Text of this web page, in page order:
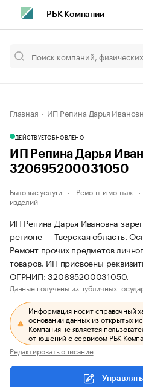
РБК Компании
Главная ИП Репина Дарья
ДЕЙСТВУЕТОБНОВЛЕНО
ИП Репина Дарья
320695200031050
Бытовые услуги Ремонт и монтаж
изделий
ИП Репина Дарья Ивановна
регионе — Тверская область.
Ремонт прочих предметов
товаров. ИП присвоены
ОГРНИП: 320695200031050.
Данные получены из публичных
Информация носит справочный
основании данных из открытых
Компания не является
отношений с сервисом РБК
Редактировать описание